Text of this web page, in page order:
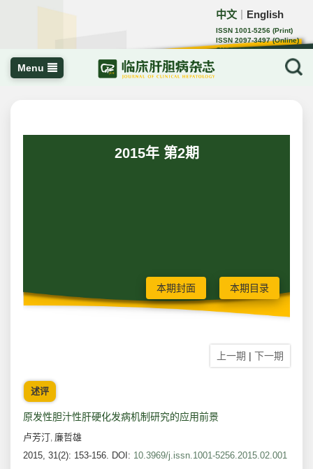
中文 English
ISSN 1001-5256 (Print)
ISSN 2097-3497 (Online)
CN 22-1108/R
Menu
2015年 第2期
本期封面 本期目录
上一期 | 下一期
述评
原发性胆汁性肝硬化发病机制研究的应用前景
卢芳汀, 廉哲雄
2015, 31(2): 153-156. DOI: 10.3969/j.issn.1001-5256.2015.02.001